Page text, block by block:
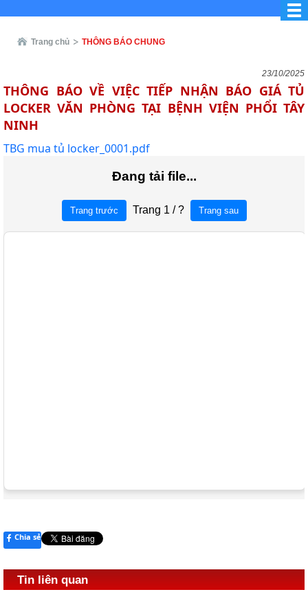
Trang chủ THÔNG BÁO CHUNG
23/10/2025
THÔNG BÁO VỀ VIỆC TIẾP NHẬN BÁO GIÁ TỦ
LOCKER VĂN PHÒNG TẠI BỆNH VIỆN PHỔI TÂY
NINH
TBG mua tủ locker_0001.pdf
Chia sẻ
Tin liên quan